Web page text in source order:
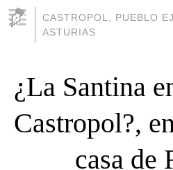
CASTROPOL, PUEBLO
ASTURIAS
¿La Santina
Castropol?,
casa de